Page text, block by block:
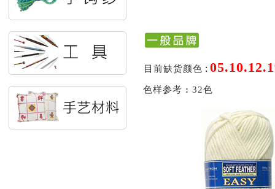
目前缺货颜色 :
色样参考 : 32色